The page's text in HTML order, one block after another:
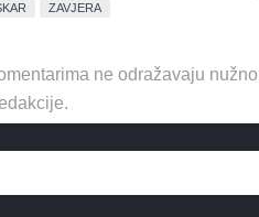
ZAVJERA
ne odražavaju nužno